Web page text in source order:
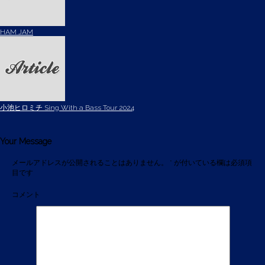
HAM JAM
小池ヒロミチ Sing With a Bass Tour 2024
Your Message
メールアドレスが公開されることはありません。 * が付いている欄は必須項
目です
コメント